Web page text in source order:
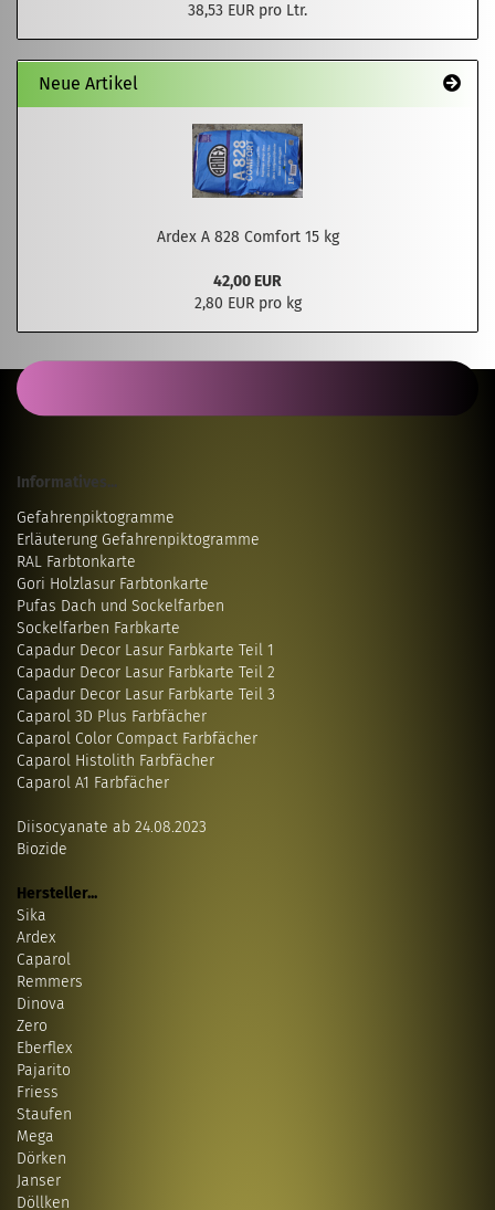
38,53 EUR pro Ltr.
Neue Artikel
Ardex A 828 Comfort 15 kg
42,00 EUR
2,80 EUR pro kg
Informatives...
Gefahrenpiktogramme
Erläuterung Gefahrenpiktogramme
RAL Farbtonkarte
Gori Holzlasur Farbtonkarte
Pufas Dach und Sockelfarben
Sockelfarben Farbkarte
Capadur Decor Lasur Farbkarte Teil 1
Capadur Decor Lasur Farbkarte Teil 2
Capadur Decor Lasur Farbkarte Teil 3
Caparol 3D Plus Farbfächer
Caparol Color Compact Farbfächer
Caparol Histolith Farbfächer
Caparol A1 Farbfächer
Diisocyanate ab 24.08.2023
Biozide
Hersteller...
Sika
Ardex
Caparol
Remmers
Dinova
Zero
Eberflex
Pajarito
Friess
Staufen
Mega
Dörken
Janser
Döllken